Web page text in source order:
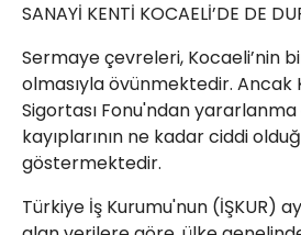
SANAYİ KENTİ KOCAELİ’DE DE
Sermaye çevreleri, Kocaeli’nin
olmasıyla övünmektedir. Ancak
Sigortası Fonu'ndan
kayıplarının ne kadar ciddi
göstermektedir.
Türkiye İş Kurumu'nun (İŞKUR)